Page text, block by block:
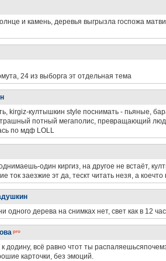
и камень, деревья выгрызла госпожа
24 из выборга эт отдельная тема
kirgiz-култышкин style поснимать - пьяные,
потный мегаполис, превращающий
по мдф LOLL
один киргиз, на другое не встаёт,
ток заезжие эт да, тескт читать незя, а
одного дерева на снимках нет, свет как в 12
додину, всё равно чтот ты
карточки, без эмоций.